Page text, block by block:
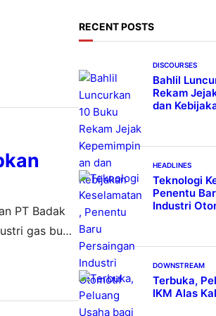
PT Badak
gas bumi.
h
RECENT POSTS
DISCOURSES
Bahlil
Rekam
dan
HEADLINES
Teknologi
Penentu
Industri
DOWNSTREAM
Terbuka,
IKM Alas